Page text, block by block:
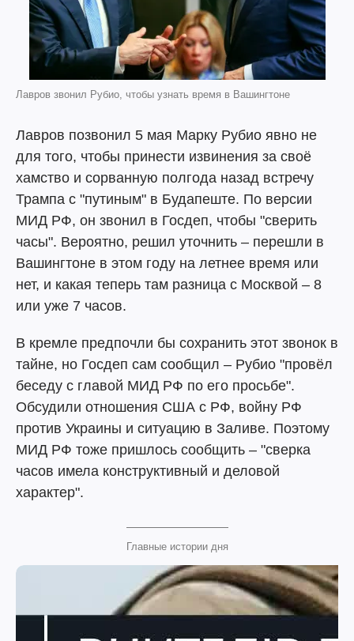
Лавров звонил Рубио, чтобы узнать время в Вашингтоне
Лавров позвонил 5 мая Марку Рубио явно не
для того, чтобы принести извинения за своё
хамство и сорванную полгода назад встречу
Трампа с "путиным" в Будапеште. По версии
МИД РФ, он звонил в Госдеп, чтобы "сверить
часы". Вероятно, решил уточнить – перешли в
Вашингтоне в этом году на летнее время или
нет, и какая теперь там разница с Москвой – 8
или уже 7 часов.
В кремле предпочли бы сохранить этот звонок в
тайне, но Госдеп сам сообщил – Рубио "провёл
беседу с главой МИД РФ по его просьбе".
Обсудили отношения США с РФ, войну РФ
против Украины и ситуацию в Заливе. Поэтому
МИД РФ тоже пришлось сообщить – "сверка
часов имела конструктивный и деловой
характер".
Главные истории дня